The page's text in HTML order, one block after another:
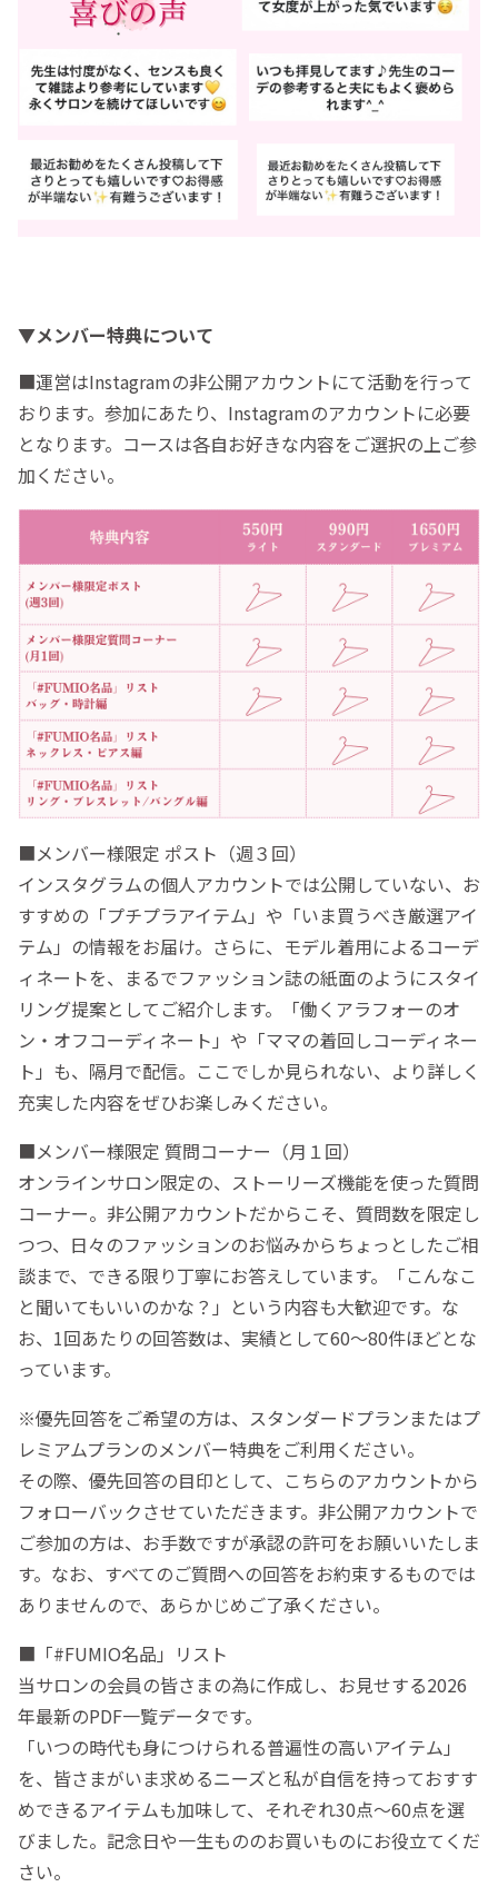
▼メンバー特典について
■運営はInstagramの非公開アカウントにて活動を行って
おります。参加にあたり、Instagramのアカウントに必要
となります。コースは各自お好きな内容をご選択の上ご参
加ください。
■メンバー様限定 ポスト（週３回）
インスタグラムの個人アカウントでは公開していない、お
すすめの「プチプラアイテム」や「いま買うべき厳選アイ
テム」の情報をお届け。さらに、モデル着用によるコーデ
ィネートを、まるでファッション誌の紙面のようにスタイ
リング提案としてご紹介します。「働くアラフォーのオ
ン・オフコーディネート」や「ママの着回しコーディネー
ト」も、隔月で配信。ここでしか見られない、より詳しく
充実した内容をぜひお楽しみください。
■メンバー様限定 質問コーナー（月１回）
オンラインサロン限定の、ストーリーズ機能を使った質問
コーナー。非公開アカウントだからこそ、質問数を限定し
つつ、日々のファッションのお悩みからちょっとしたご相
談まで、できる限り丁寧にお答えしています。「こんなこ
と聞いてもいいのかな？」という内容も大歓迎です。な
お、1回あたりの回答数は、実績として60〜80件ほどとな
っています。
※優先回答をご希望の方は、スタンダードプランまたはプ
レミアムプランのメンバー特典をご利用ください。
その際、優先回答の目印として、こちらのアカウントから
フォローバックさせていただきます。非公開アカウントで
ご参加の方は、お手数ですが承認の許可をお願いいたしま
す。なお、すべてのご質問への回答をお約束するものでは
ありませんので、あらかじめご了承ください。
■「#FUMIO名品」リスト
当サロンの会員の皆さまの為に作成し、お見せする2026
年最新のPDF一覧データです。
「いつの時代も身につけられる普遍性の高いアイテム」
を、皆さまがいま求めるニーズと私が自信を持っておすす
めできるアイテムも加味して、それぞれ30点～60点を選
びました。記念日や一生もののお買いものにお役立てくだ
さい。